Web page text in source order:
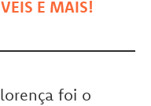
E MAIS!
foi o